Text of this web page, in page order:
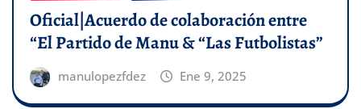
Oficial|Acuerdo de colaboración entre
“El Partido de Manu & “Las Futbolistas”
manulopezfdez Ene 9, 2025